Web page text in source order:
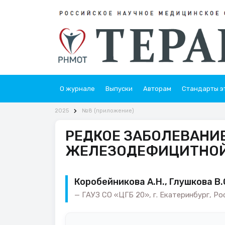
О журнале Выпуски Авторам Стандарты
2025 №8 (приложение)
РЕДКОЕ
Коробейникова А.Н., Глушкова
ГАУЗ СО «ЦГБ 20», г. Екатеринбург,